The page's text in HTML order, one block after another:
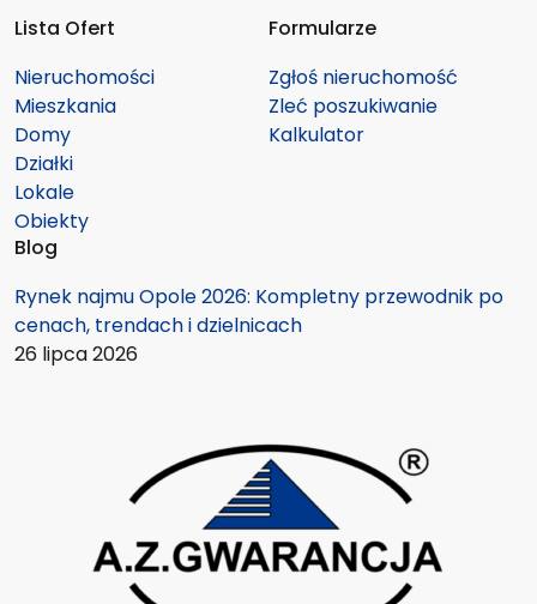
Lista Ofert
Nieruchomości
Mieszkania
Domy
Działki
Lokale
Obiekty
Formularze
Zgłoś nieruchomość
Zleć poszukiwanie
Kalkulator
Blog
Rynek najmu Opole 2026: Kompletny przewodnik po
cenach, trendach i dzielnicach
26 lipca 2026